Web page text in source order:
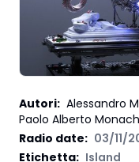
Autori: Alessandro
Paolo Alberto
Radio date: 03/11/
Etichetta: Island